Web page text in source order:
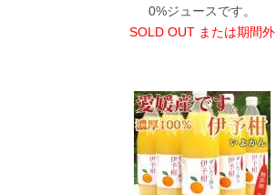
0%ジュースです。
SOLD OUT または期間外